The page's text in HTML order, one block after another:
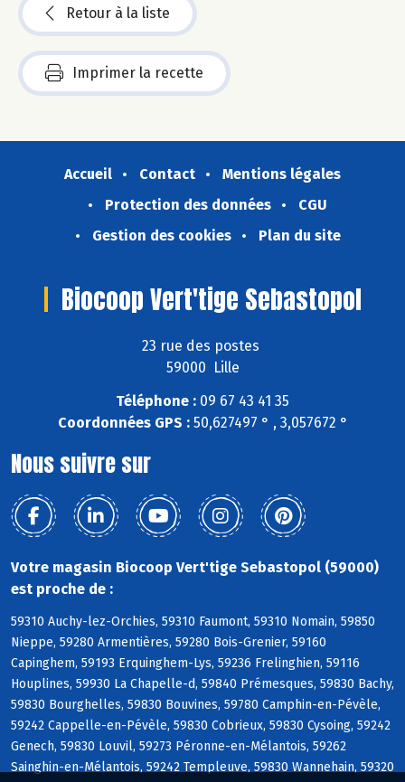
Retour à la liste
Imprimer la recette
Accueil Contact
Mentions légales
Protection des données
CGU
Gestion des cookies
Plan du site
Biocoop Vert'tige Sebastopol
23 rue des postes
59000 Lille
Téléphone : 09 67 43 41 35
Coordonnées GPS :50,627497 ° , 3,057672 °
Nous suivre sur
Votre magasin Biocoop Vert'tige Sebastopol (59000)
est proche de :
59310 Auchy-lez-Orchies, 59310 Faumont, 59310 Nomain, 59850
Nieppe, 59280 Armentières, 59280 Bois-Grenier, 59160
Capinghem, 59193 Erquinghem-Lys, 59236 Frelinghien, 59116
Houplines, 59930 La Chapelle-d, 59840 Prémesques, 59830 Bachy,
59830 Bourghelles, 59830 Bouvines, 59780 Camphin-en-Pévèle,
59242 Cappelle-en-Pévèle, 59830 Cobrieux, 59830 Cysoing, 59242
Genech, 59830 Louvil, 59273 Péronne-en-Mélantois, 59262
Sainghin-en-Mélantois, 59242 Templeuve, 59830 Wannehain, 59320